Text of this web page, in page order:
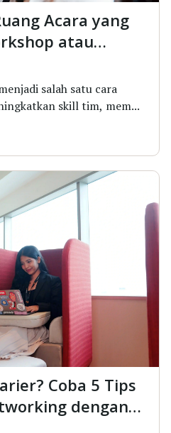
Acara yang
atau
skill tim, mem...
Coba 5 Tips
dengan
Space Medan!